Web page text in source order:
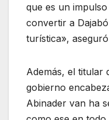
que es un
convertir a
turística»,
Además, el titular
gobierno
Abinader van ha